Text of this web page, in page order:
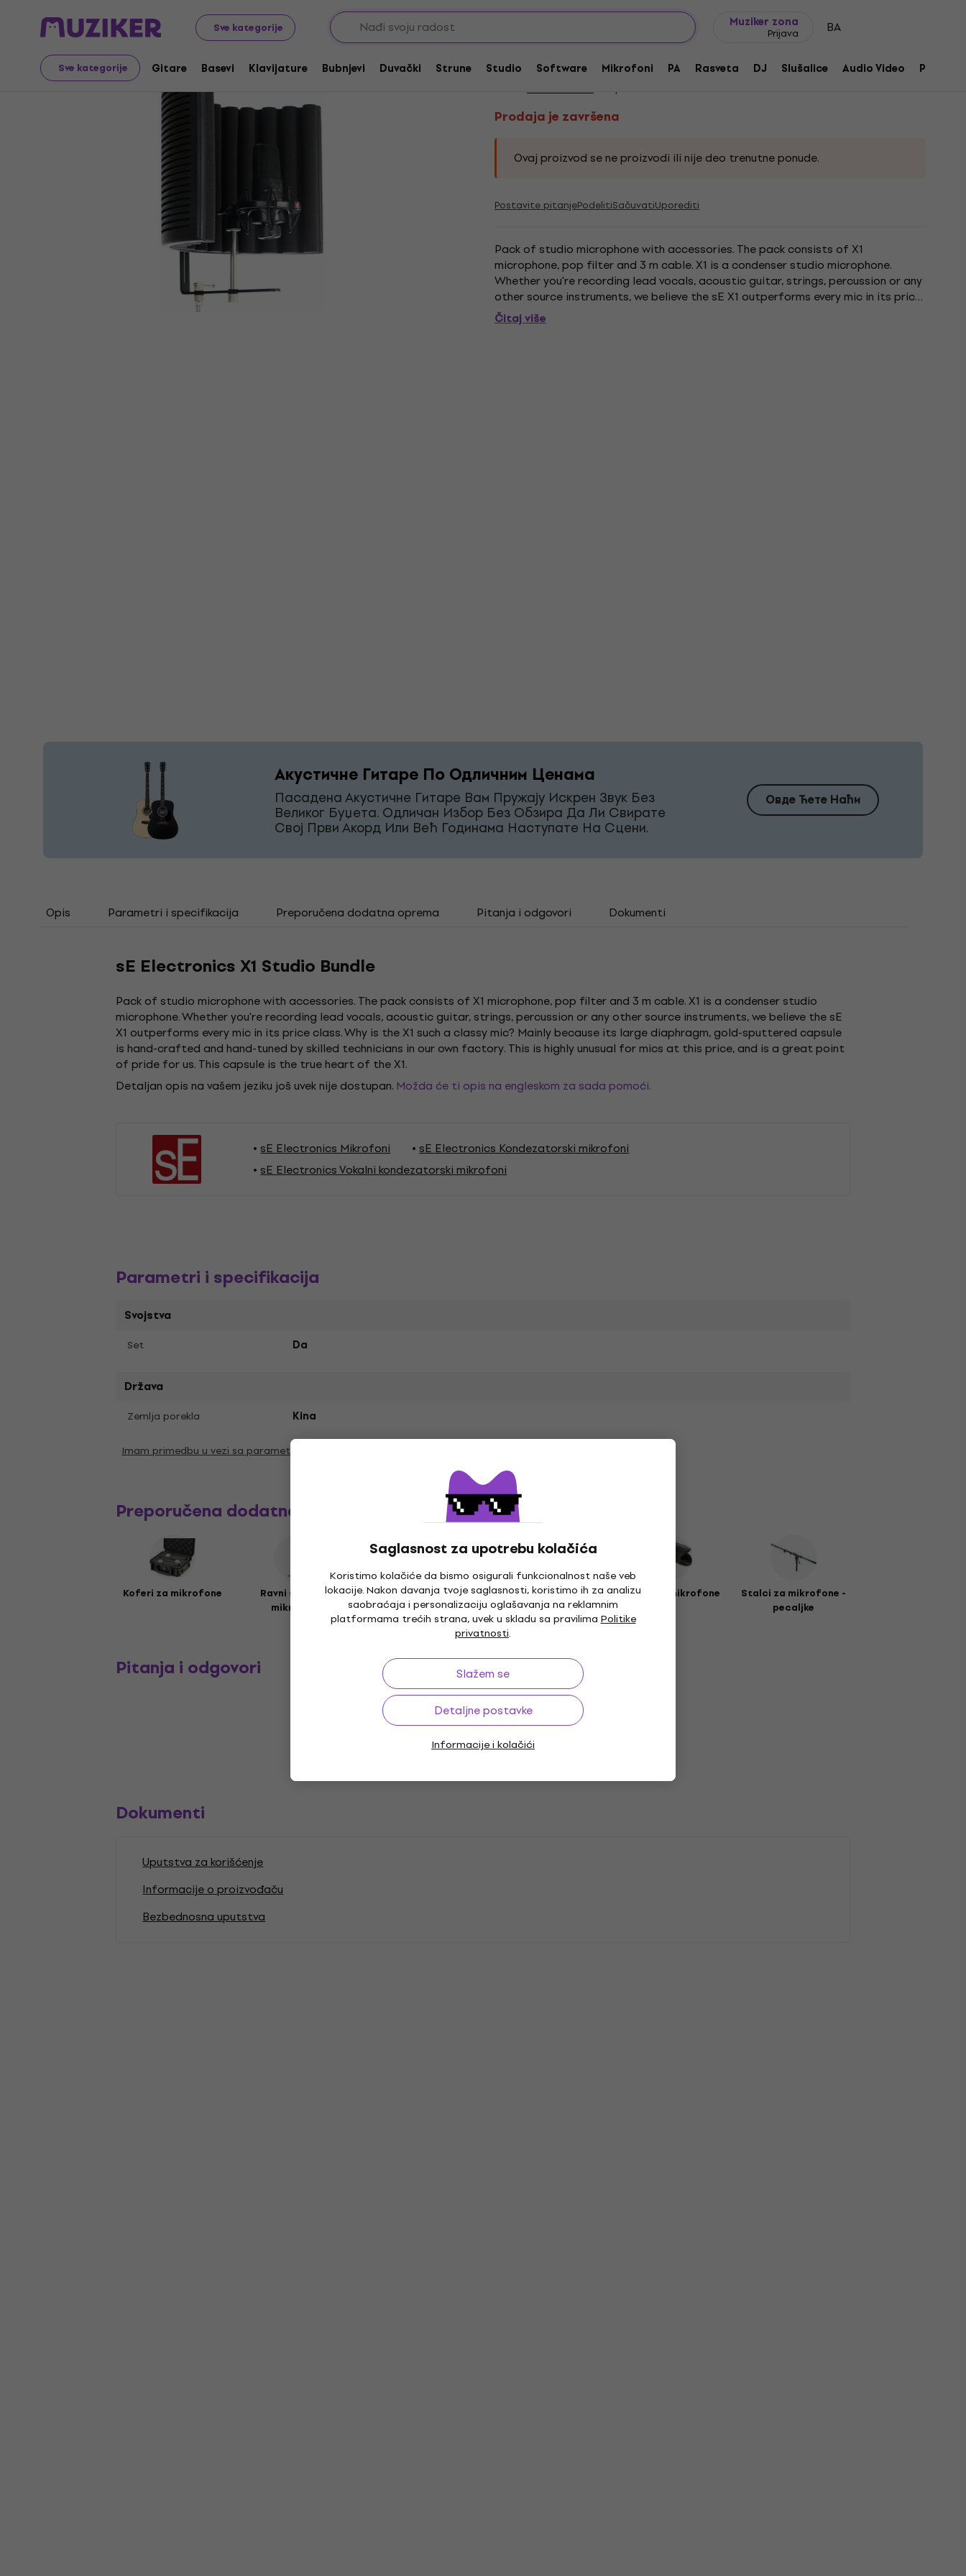
Sve kategorije
Muziker zona
Prijava BA
Sve kategorije Gitare Basevi Klavijature Bubnjevi Duvački Strune Studio Software Mikrofoni PA Rasveta DJ Slušalice Audio Video Pribor
Saglasnost za upotrebu kolačića
Koristimo kolačiće da bismo osigurali funkcionalnost naše veb
lokacije. Nakon davanja tvoje saglasnosti, koristimo ih za analizu
saobraćaja i personalizaciju oglašavanja na reklamnim
platformama trećih strana, uvek u skladu sa pravilimaPolitike
privatnosti.
Slažem se
Detaljne postavke
Informacije i kolačići
Muzički instrumenti Mikrofoni Kondezatorski mikrofoni
Prodaja je završena
Prodaja je završena
sE Electronics X1 Studio Bundle
Kod proizvoda:
Prodaja je završena
Ovaj proizvod se ne proizvodi ili nije deo trenutne ponude.
Postavite pitanjePodelitiSačuvatiUporediti
Pack of studio microphone with accessories. The pack consists of X1
microphone, pop filter and 3 m cable. X1 is a condenser studio microphone.
Whether you're recording lead vocals, acoustic guitar, strings, percussion or any
other source instruments, we believe the sE X1 outperforms every mic in its price
class. Why is the X1 such a classy mic?...
Čitaj više
Акустичне Гитаре По Одличним Ценама
Пасадена Акустичне Гитаре Вам Пружају Искрен Звук Без
Великог Буџета. Одличан Избор Без Обзира Да Ли Свирате
Свој Први Акорд Или Већ Годинама Наступате На Сцени.
Овде Ћете Наћи
Opis Parametri i specifikacija Preporučena dodatna oprema Pitanja i odgovori Dokumenti
sE Electronics X1 Studio Bundle
Pack of studio microphone with accessories. The pack consists of X1 microphone, pop filter and 3 m cable. X1 is a condenser studio
microphone. Whether you're recording lead vocals, acoustic guitar, strings, percussion or any other source instruments, we believe the sE
X1 outperforms every mic in its price class. Why is the X1 such a classy mic? Mainly because its large diaphragm, gold-sputtered capsule
is hand-crafted and hand-tuned by skilled technicians in our own factory. This is highly unusual for mics at this price, and is a great point
of pride for us. This capsule is the true heart of the X1.
Detaljan opis na vašem jeziku još uvek nije dostupan. Možda će ti opis na engleskom za sada pomoći.
sE Electronics Mikrofoni
sE Electronics Kondezatorski mikrofoni
sE Electronics Vokalni kondezatorski mikrofoni
Parametri i specifikacija
Svojstva
Set Da
Država
Zemlja porekla Kina
Imam primedbu u vezi sa parametrima
Preporučena dodatna oprema
Koferi za mikrofone
Ravni stalci za
mikrofone
Fantom adapteri Mikrofonski kablovi Držači za mikrofone
Stalci za mikrofone -
pecaljke
Pitanja i odgovori
Dokumenti
Uputstva za korišćenje
Informacije o proizvođaču
Bezbednosna uputstva